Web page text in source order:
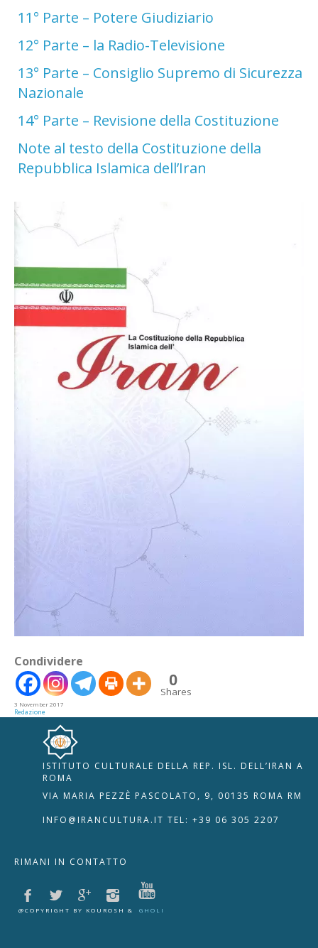
11° Parte – Potere Giudiziario
12° Parte – la Radio-Televisione
13° Parte – Consiglio Supremo di Sicurezza
Nazionale
14° Parte – Revisione della Costituzione
Note al testo della Costituzione della
Repubblica Islamica dell’Iran
Condividere
0
Shares
3 November 2017
Redazione
ISTITUTO CULTURALE DELLA REP. ISL. DELL’IRAN A
ROMA
VIA MARIA PEZZÈ PASCOLATO, 9, 00135 ROMA RM
INFO@IRANCULTURA.IT TEL: +39 06 305 2207
RIMANI IN CONTATTO
@COPYRIGHT BY KOUROSH & GHOLI
RIPRISTINA 🇮🇹 🇬🇧
Disattiva Immagini
Evidenzia Link